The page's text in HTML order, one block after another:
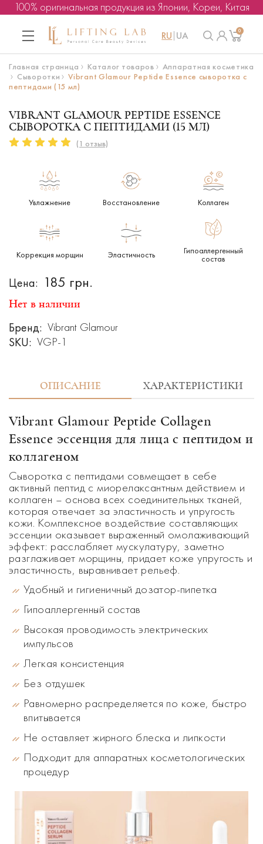
100% оригинальная продукция из Японии, Кореи, Китая
RU UA 0
Главная страница Каталог товаров
Аппаратная косметика
Сыворотки
Vibrant Glamour Peptide Essence сыворотка с
пептидами (15 мл)
VIBRANT GLAMOUR PEPTIDE ESSENCE
СЫВОРОТКА С ПЕПТИДАМИ (15 МЛ)
(1 отзыв)
Увлажнение Восстановление Коллаген
Коррекция морщин Эластичность
Гипоаллергенный
состав
Цена: 185 грн.
Нет в наличии
Бренд: Vibrant Glamour
SKU: VGP-1
ОПИСАНИЕ ХАРАКТЕРИСТИКИ
Vibrant Glamour Peptide Collagen
Essence эссенция для лица спептидом и
коллагеном
Сыворотка с пептидами совмещает в себе
активный пептид с миорелаксантным действием и
коллаген – основа всех соединительных тканей,
которая отвечает за эластичность и упругость
кожи. Комплексное воздействие составляющих
эссенции оказывает выраженный омолаживающий
эффект: расслабляет мускулатуру, заметно
разглаживает морщины, придает коже упругость и
эластичность, выравнивает рельеф.
Удобный и гигиеничный дозатор-пипетка
Гипоаллергенный состав
Высокая проводимость электрических
импульсов
Легкая консистенция
Без отдушек
Равномерно распределяется по коже, быстро
впитывается
Не оставляет жирного блеска и липкости
Подходит для аппаратных косметологических
процедур